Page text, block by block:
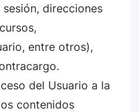
direcciones
entre otros),
del Usuario a la
contenidos